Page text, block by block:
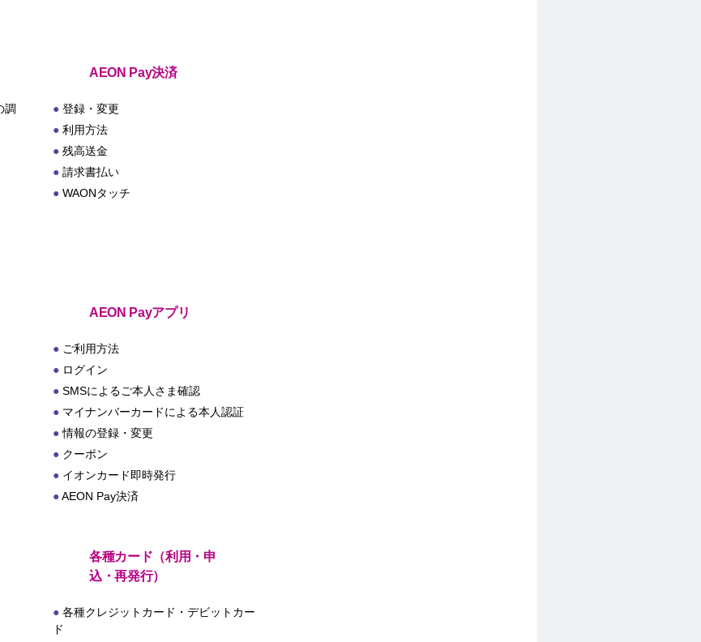
調
AEON Pay決済
登録・変更
利用方法
残高送金
請求書払い
WAONタッチ
AEON Payアプリ
ご利用方法
ログイン
SMSによるご本人さま確認
マイナンバーカードによる本人認証
情報の登録・変更
クーポン
イオンカード即時発行
AEON Pay決済
各種カード（利用・申
込・再発行）
各種クレジットカード・デビットカー
ド